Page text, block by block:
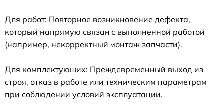
Для работ: Повторное возникновение дефекта,
который напрямую связан с выполненной работой
(например, некорректный монтаж запчасти).
Для комплектующих: Преждевременный выход из
строя, отказ в работе или техническим параметрам
при соблюдении условий эксплуатации.